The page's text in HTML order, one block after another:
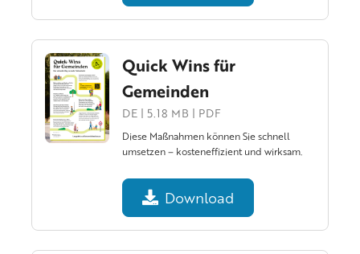
Quick Wins für
Gemeinden
DE | 5.18 MB | PDF
Diese Maßnahmen können Sie schnell
umsetzen – kosteneffizient und wirksam.
Download